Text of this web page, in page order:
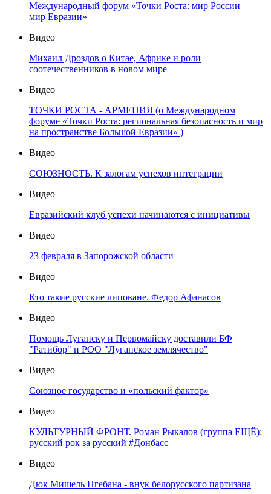
Международный форум «Точки Роста: мир России —
мир Евразии»
Видео
Михаил Дроздов о Китае, Африке и роли
соотечественников в новом мире
Видео
ТОЧКИ РОСТА - АРМЕНИЯ (о Международном
форуме «Точки Роста: региональная безопасность и мир
на пространстве Большой Евразии» )
Видео
СОЮЗНОСТЬ. К залогам успехов интеграции
Видео
Евразийский клуб успехи начинаются с инициативы
Видео
23 февраля в Запорожской области
Видео
Кто такие русские липоване. Федор Афанасов
Видео
Помощь Луганску и Первомайску доставили БФ
"Ратибор" и РОО "Луганское землячество"
Видео
Союзное государство и «польский фактор»
Видео
КУЛЬТУРНЫЙ ФРОНТ. Роман Рыкалов (группа ЕЩЁ):
русский рок за русский #Донбасс
Видео
Дюк Мишель Нгебана - внук белорусского партизана